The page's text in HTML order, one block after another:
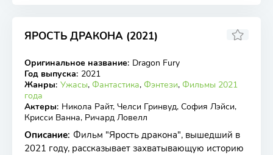
ЯРОСТЬ ДРАКОНА (2021)
WEB-DL
2.7
Оригинальное название: Dragon Fury
Год выпуска: 2021
Жанры: Ужасы, Фантастика, Фэнтези, Фильмы 2021
года
Актеры: Никола Райт, Челси Гринвуд, София Лэйси,
Крисси Ванна, Ричард Ловелл
Описание: Фильм "Ярость дракона", вышедший в
2021 году, рассказывает захватывающую историю